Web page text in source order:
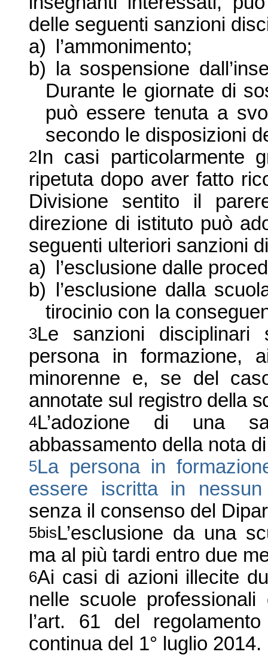
delle seguenti sanzioni
a)
l’ammonimento;
b)
la sospensione
Durante le giornate di
può essere tenuta a
secondo le disposizioni
2In casi particolarmente
ripetuta dopo aver fatto
Divisione sentito il
direzione di istituto può
seguenti ulteriori sanzioni
a)
l’esclusione dalle
b)
l’esclusione dalla
tirocinio con la
3Le sanzioni disciplinari
persona in formazione,
minorenne e, se del
annotate sul registro della
4L’adozione di una
abbassamento della nota
5La persona in
essere iscritta in
senza il consenso del
5bisL’esclusione da una
ma al più tardi entro due
6Ai casi di azioni illecite
nelle scuole
l’art. 61 del
continua del 1° luglio 2014.